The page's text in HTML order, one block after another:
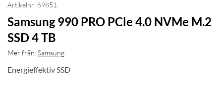
Artikelnr: 69851
Samsung 990 PRO PCle 4.0 NVMe M.2
SSD 4 TB
Mer från:Samsung
Energieffektiv SSD